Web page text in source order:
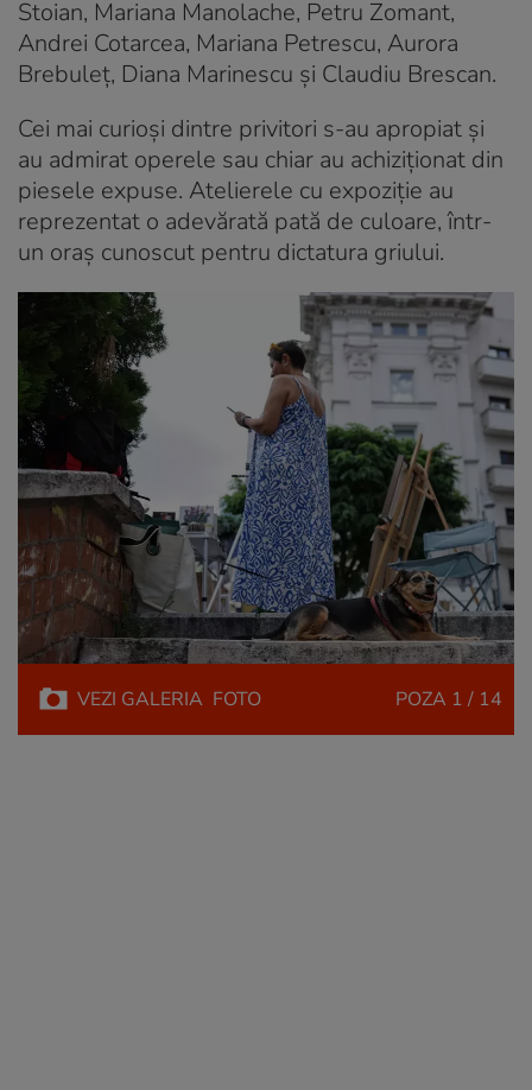
Stoian, Mariana Manolache, Petru Zomant,
Andrei Cotarcea, Mariana Petrescu, Aurora
Brebuleț, Diana Marinescu și Claudiu Brescan.
Cei mai curioși dintre privitori s-au apropiat și
au admirat operele sau chiar au achiziționat din
piesele expuse. Atelierele cu expoziție au
reprezentat o adevărată pată de culoare, într-
un oraș cunoscut pentru dictatura griului.
VEZI GALERIA FOTO POZA 1 / 14